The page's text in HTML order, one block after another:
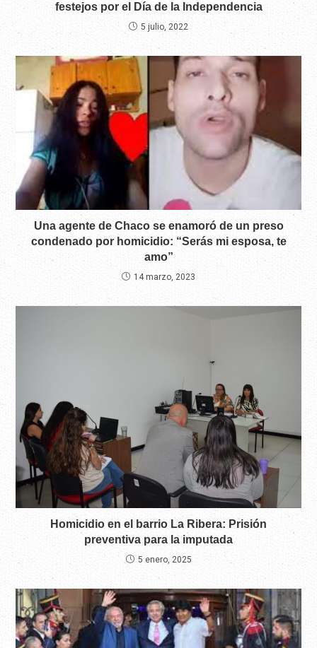
festejos por el Día de la Independencia
5 julio, 2022
Una agente de Chaco se enamoró de un preso
condenado por homicidio: “Serás mi esposa, te
amo”
14 marzo, 2023
Homicidio en el barrio La Ribera: Prisión
preventiva para la imputada
5 enero, 2025